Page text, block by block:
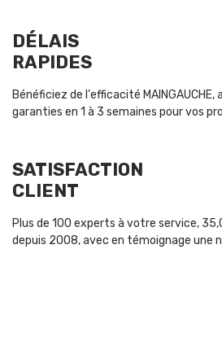
DÉLAIS
RAPIDES
Bénéficiez de l'efficacité MAINGAUCHE,
garanties en 1 à 3 semaines pour vos
SATISFACTION
CLIENT
Plus de 100 experts à votre service,
depuis 2008, avec en témoignage une